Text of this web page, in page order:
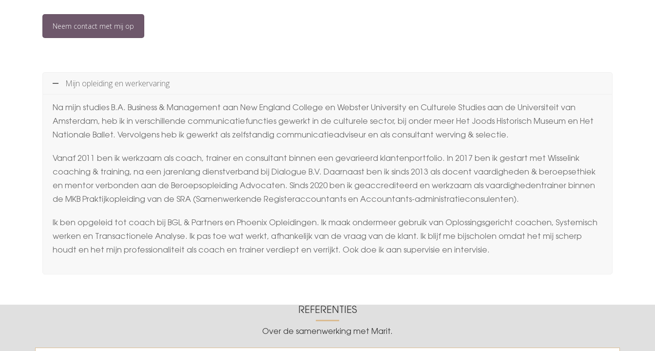
Neem contact met mij op
Mijn opleiding en werkervaring
Na mijn studies B.A. Business & Management aan New England College en Webster University en Culturele Studies aan de Universiteit van
Amsterdam, heb ik in verschillende communicatiefuncties gewerkt in de culturele sector, bij onder meer Het Joods Historisch Museum en Het
Nationale Ballet. Vervolgens heb ik gewerkt als zelfstandig communicatieadviseur en als consultant werving & selectie.
Vanaf 2011 ben ik werkzaam als coach, trainer en consultant binnen een gevarieerd klantenportfolio. In 2017 ben ik gestart met Wisselink
coaching & training, na een jarenlang dienstverband bij Dialogue B.V. Daarnaast ben ik sinds 2013 als docent vaardigheden & beroepsethiek
en mentor verbonden aan de Beroepsopleiding Advocaten. Sinds 2020 ben ik geaccrediteerd en werkzaam als vaardighedentrainer binnen
de MKB Praktijkopleiding van de SRA (Samenwerkende Registeraccountants en Accountants-administratieconsulenten).
Ik ben opgeleid tot coach bij BGL & Partners en Phoenix Opleidingen. Ik maak ondermeer gebruik van Oplossingsgericht coachen, Systemisch
werken en Transactionele Analyse. Ik pas toe wat werkt, afhankelijk van de vraag van de klant. Ik blijf me bijscholen omdat het mij scherp
houdt en het mijn professionaliteit als coach en trainer verdiept en verrijkt. Ook doe ik aan supervisie en intervisie.
REFERENTIES
Over de samenwerking met Marit.